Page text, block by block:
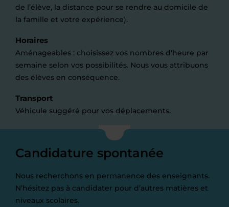
de l’élève, la distance pour se rendre au domicile de
la famille et votre expérience).
Horaires
Aménageables : choisissez vos nombres d'heure par
semaine selon vos possibilités. Nous vous attribuons
des élèves en conséquence.
Transport
Véhicule suggéré pour vos déplacements.
Candidature spontanée
Nous recherchons en permanence des enseignants.
N’hésitez pas à candidater pour d’autres matières et
niveaux scolaires.